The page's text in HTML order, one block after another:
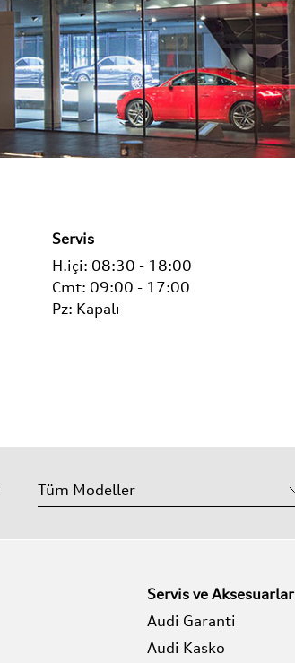
Servis
H.içi: 08:30 - 18:00
Cmt: 09:00 - 17:00
Pz: Kapalı
Servis ve Aksesuarlar
Audi Garanti
Audi Kasko